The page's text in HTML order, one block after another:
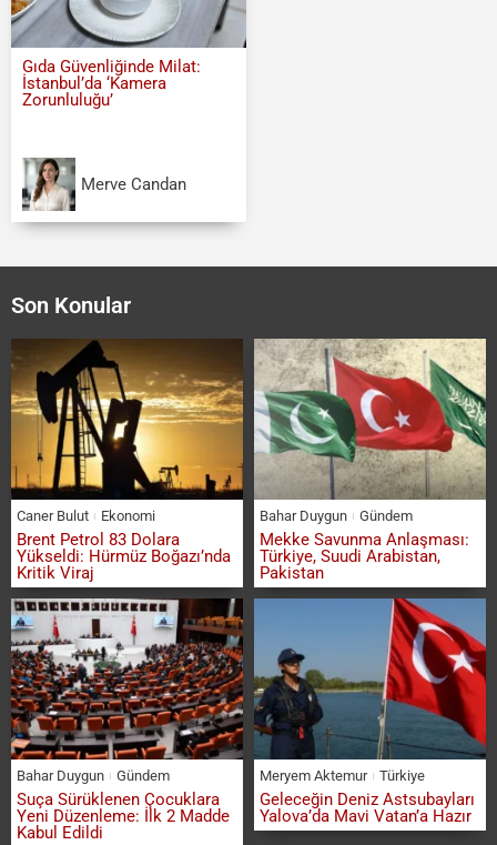
Gıda Güvenliğinde Milat:
İstanbul’da ‘Kamera
Zorunluluğu’
Merve Candan
Son Konular
Caner Bulut Ekonomi
Brent Petrol 83 Dolara
Yükseldi: Hürmüz Boğazı’nda
Kritik Viraj
Bahar Duygun Gündem
Mekke Savunma Anlaşması:
Türkiye, Suudi Arabistan,
Pakistan
Bahar Duygun Gündem
Suça Sürüklenen Çocuklara
Yeni Düzenleme: İlk 2 Madde
Kabul Edildi
Meryem Aktemur Türkiye
Geleceğin Deniz Astsubayları
Yalova’da Mavi Vatan’a Hazır